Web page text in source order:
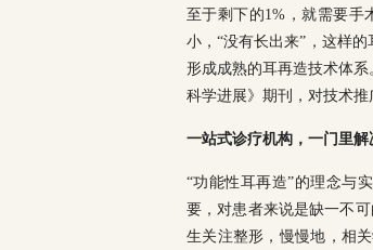
至于剩下的1%，就需要
小，“没有长出来”，这样
形成成熟的耳再造技术体
科学进展》期刊，对技术推
一站式诊疗机构，一门里解
“功能性耳再造”的理念与
要，对患者来说是缺一不
生关注整形，慢慢地，相